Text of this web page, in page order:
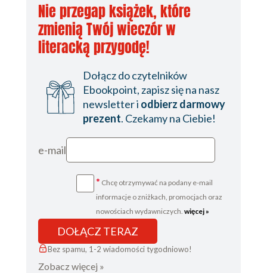
Nie przegap książek, które
zmienią Twój wieczór w
literacką przygodę!
Dołącz do czytelników
Ebookpoint, zapisz się na nasz
newsletter i odbierz darmowy
prezent. Czekamy na Ciebie!
e-mail
* Chcę otrzymywać na podany e-mail
informacje o zniżkach, promocjach oraz
nowościach wydawniczych. więcej »
DOŁĄCZ TERAZ
Bez spamu, 1-2 wiadomości tygodniowo!
Zobacz więcej »